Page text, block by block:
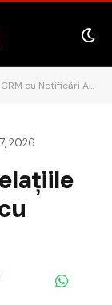
Notificări Automate
2026